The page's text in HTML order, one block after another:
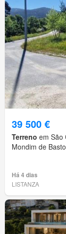
39 500 €
Terreno em São
Mondim de
Há 4 dias
LISTANZA